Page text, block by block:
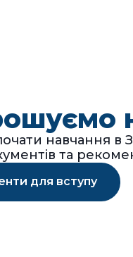
навчання в
та
для вступу